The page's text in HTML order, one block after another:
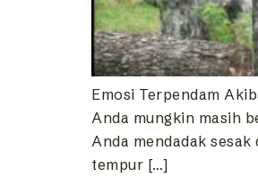
Emosi Terpendam
Anda mungkin masih
Anda mendadak
tempur […]